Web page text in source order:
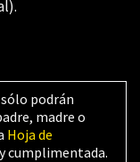
podrán
madre o
Hoja de
cumplimentada.